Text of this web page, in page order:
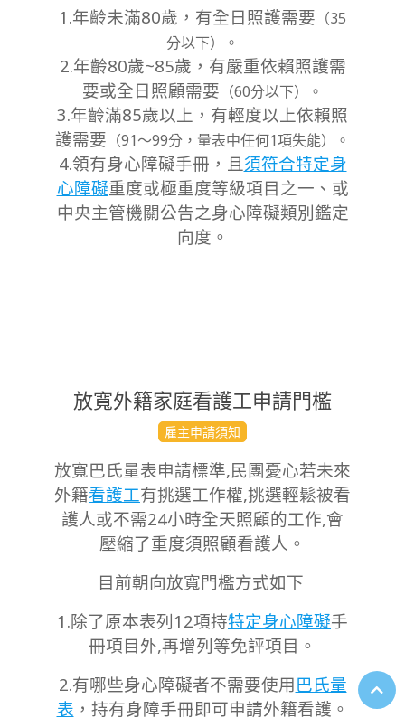
1.年齡未滿80歲，有全日照護需要 （35
分以下）。
2.年齡80歲~85歲，有嚴重依賴照護需
要或全日照顧需要 （60分以下）。
3.年齡滿85歲以上，有輕度以上依賴照
護需要 （91～99分，量表中任何1項失能）。
4.領有身心障礙手冊，且須符合特定身
心障礙重度或極重度等級項目之一、或
中央主管機關公告之身心障礙類別鑑定
向度。
放寬外籍家庭看護工申請門檻
14
雇主申請須知
放寬巴氏量表申請標準,民團憂心若未來
外籍看護工有挑選工作權,挑選輕鬆被看
護人或不需24小時全天照顧的工作,會
壓縮了重度須照顧看護人。
目前朝向放寬門檻方式如下
1.除了原本表列12項持特定身心障礙手
冊項目外,再增列等免評項目。
2.有哪些身心障礙者不需要使用巴氏量
表 ，持有身障手冊即可申請外籍看護。